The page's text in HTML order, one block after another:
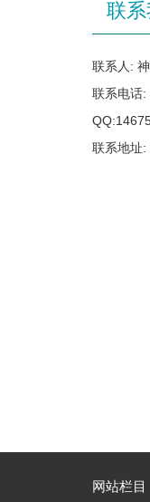
联
联系人:
联系电话
联系地址:
网站栏目